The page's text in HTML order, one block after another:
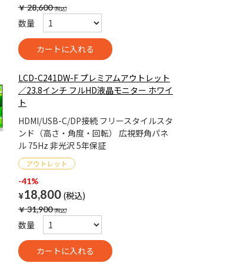
￥28,600
数量
LCD-C241DW-F プレミアムアウトレット
／23.8インチ フルHD液晶モニター ホワイ
ト
HDMI/USB-C/DP接続 フリースタイルスタ
ンド（高さ・角度・回転） 広視野角パネ
ル 75Hz 非光沢 5年保証
-41%
¥18,800
￥31,900
数量